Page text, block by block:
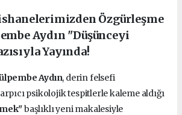
Özgürleşme
Aydın "Düşünceyi
Yayında!
Aydın, derin felsefi
psikolojik tespitlerle kaleme aldığı
başlıklı yeni makalesiyle